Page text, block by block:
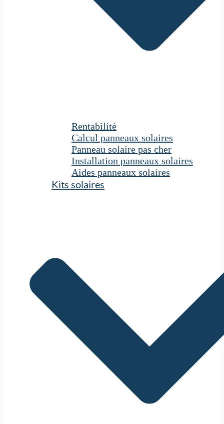
Rentabilité
Calcul panneaux solaires
Panneau solaire pas cher
Installation panneaux solaires
Aides panneaux solaires
Kits solaires